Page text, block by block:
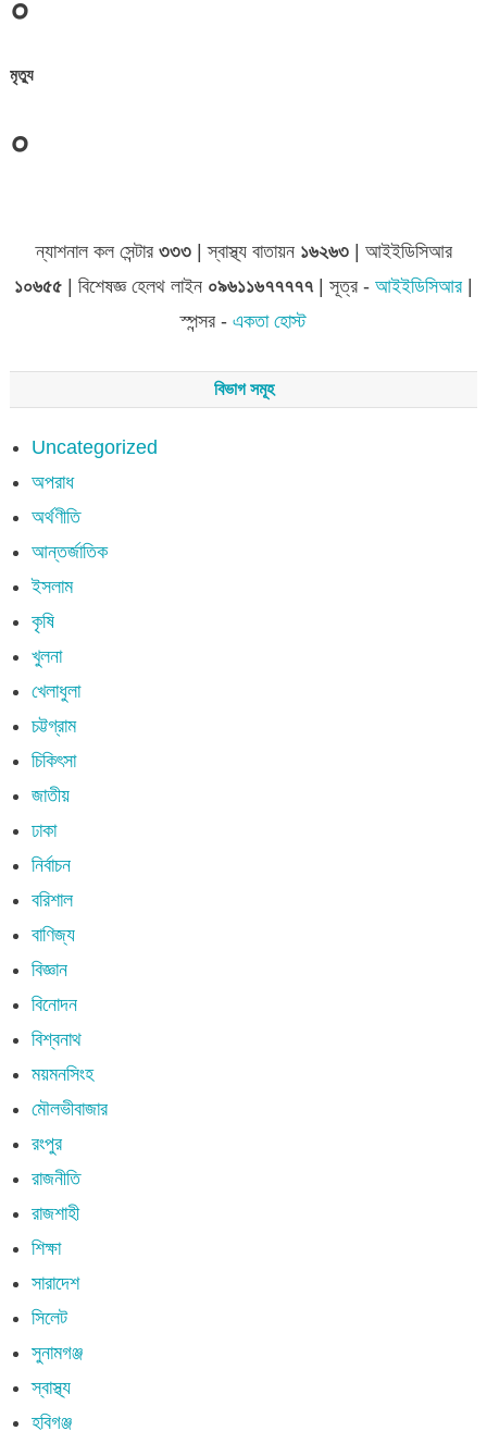
মৃত্যু
০
ন্যাশনাল কল সেন্টার ৩৩৩| স্বাস্থ্য বাতায়ন ১৬২৬৩| আইইডিসিআর
১০৬৫৫ | বিশেষজ্ঞ হেলথ লাইন ০৯৬১১৬৭৭৭৭৭| সূত্র - আইইডিসিআর|
স্পন্সর - একতা হোস্ট
বিভাগ সমূহ
Uncategorized
অপরাধ
অর্থণীতি
আন্তর্জাতিক
ইসলাম
কৃষি
খুলনা
খেলাধুলা
চট্টগ্রাম
চিকিৎসা
জাতীয়
ঢাকা
নির্বাচন
বরিশাল
বাণিজ্য
বিজ্ঞান
বিনোদন
বিশ্বনাথ
ময়মনসিংহ
মৌলভীবাজার
রংপুর
রাজনীতি
রাজশাহী
শিক্ষা
সারাদেশ
সিলেট
সুনামগঞ্জ
স্বাস্থ্য
হবিগঞ্জ